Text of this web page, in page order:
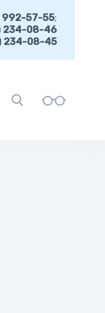
992-57-55;
234-08-46
234-08-45